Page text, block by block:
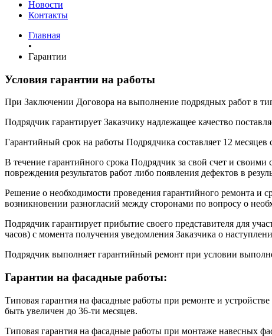
Новости
Контакты
Главная
•
Гарантии
Условия гарантии на работы
При Заключении Договора на выполнение подрядных работ в
Подрядчик гарантирует Заказчику надлежащее качество
Гарантийный срок на работы Подрядчика составляет 12 месяцев
В течение гарантийного срока Подрядчик за свой счет и
повреждения результатов работ либо появления дефектов в
Решение о необходимости проведения гарантийного ремонта и
возникновении разногласий между сторонами по вопросу о
Подрядчик гарантирует прибытие своего представителя для
часов) с момента получения уведомления Заказчика о
Подрядчик выполняет гарантийный ремонт при условии
Гарантии на фасадные работы:
Типовая гарантия на фасадные работы при ремонте и
быть увеличен до 36-ти месяцев.
Типовая гарантия на фасадные работы при монтаже навесных